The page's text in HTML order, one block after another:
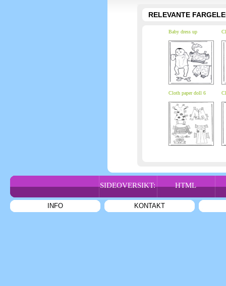
RELEVANTE
Baby dress up
Cloth paper doll 6
SIDEOVERSIKT: HTML
INFO KONTAKT